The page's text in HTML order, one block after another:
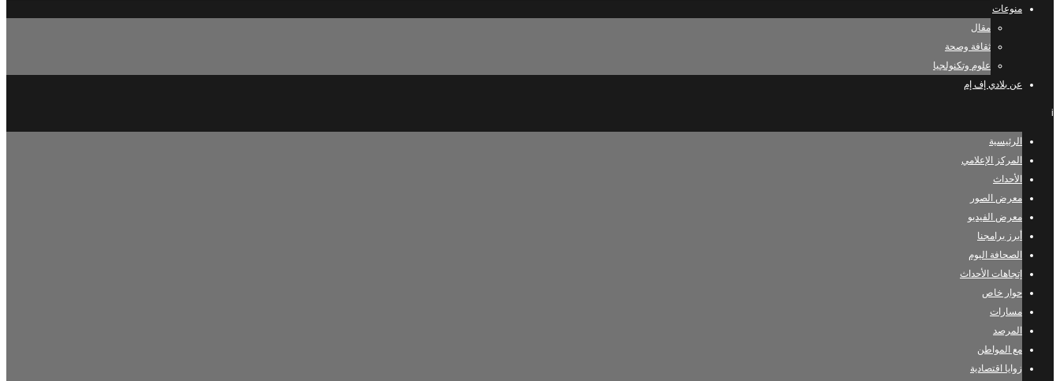
منوعات
مقال
ثقافة وصحة
علوم وتكنولجيا
عن بلادي إف إم
i
الرئيسية
المركز الإعلامي
الأحداث
معرض الصور
معرض الفيديو
أبرز برامجنا
الصحافة اليوم
إتجاهات الأحداث
حوار خاص
مسارات
المرصد
مع المواطن
زوايا اقتصادية